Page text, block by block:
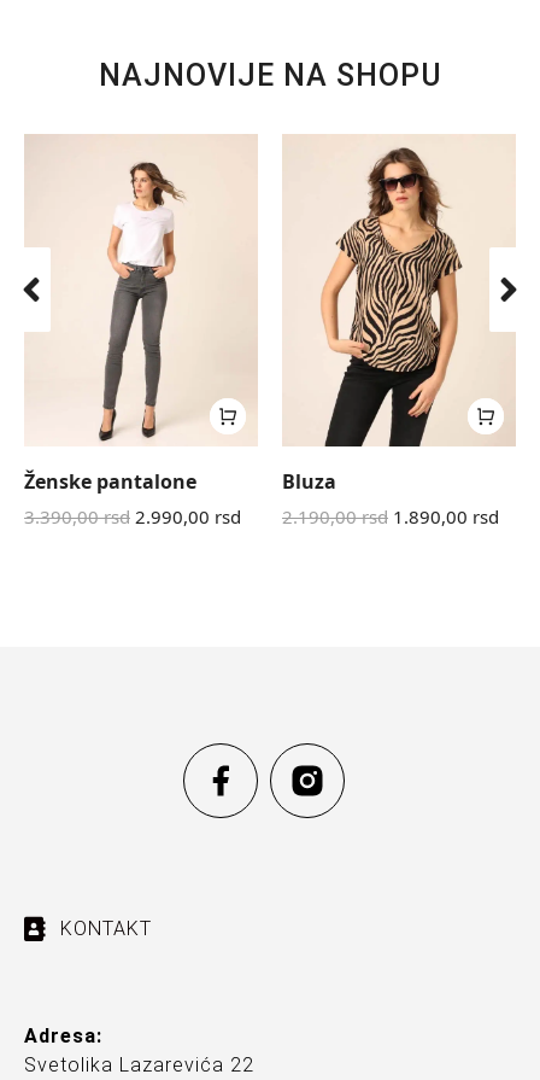
NAJNOVIJE NA SHOPU
Ženske pantalone
3.390,00rsd 2.990,00 rsd
Bluza
2.190,00rsd 1.890,00 rsd
KONTAKT
Adresa:
Svetolika Lazarevića 22